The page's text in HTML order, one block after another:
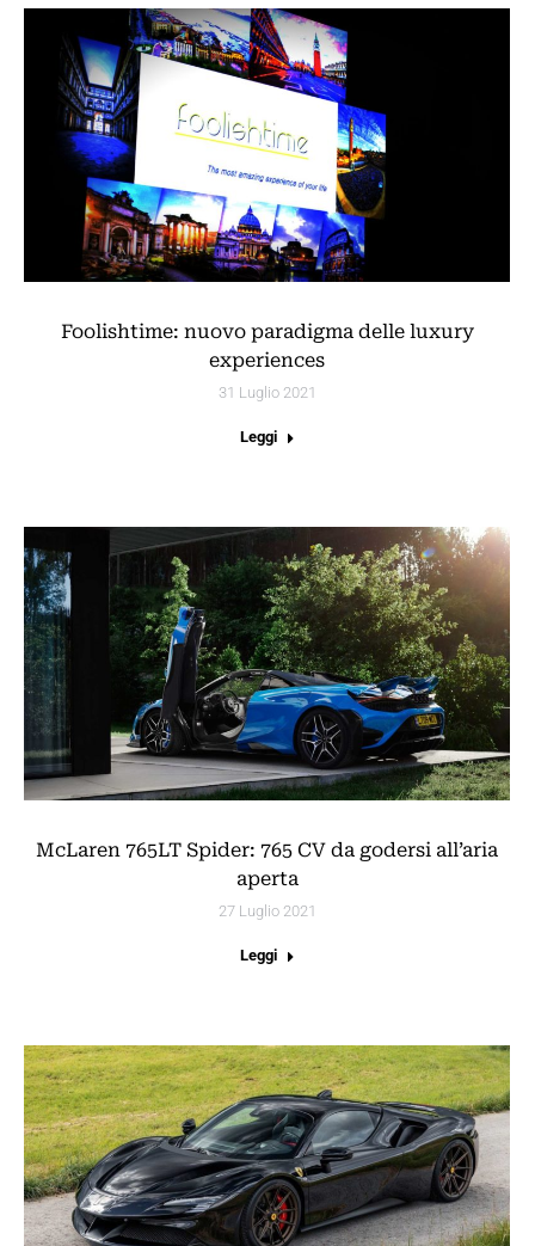
Foolishtime: nuovo paradigma delle luxury
experiences
31 Luglio 2021
Leggi
McLaren 765LT Spider: 765 CV da godersi all’aria
aperta
27 Luglio 2021
Leggi